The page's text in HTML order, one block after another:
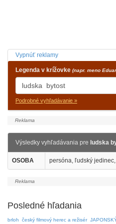
Vypnúť reklamy
Legenda v krížovke (napr. meno
Podrobné vyhľadávanie »
Výsledky vyhľadávania pre ludska
OSOBA persóna, ľudský
Posledné hľadania
brloh český filmový herec a režisér